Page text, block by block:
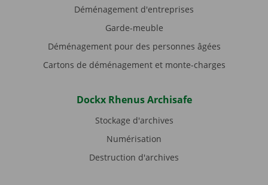
Déménagement d'entreprises
Garde-meuble
Déménagement pour des personnes âgées
Cartons de déménagement et monte-charges
Dockx Rhenus Archisafe
Stockage d'archives
Numérisation
Destruction d'archives